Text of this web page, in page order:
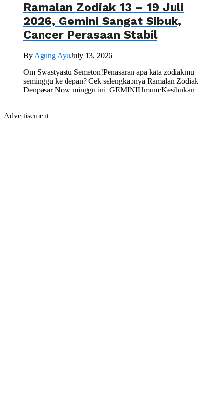
Ramalan Zodiak 13 – 19 Juli
2026, Gemini Sangat Sibuk,
Cancer Perasaan Stabil
By Agung AyuJuly 13, 2026
Om Swastyastu Semeton!Penasaran apa kata zodiakmu
seminggu ke depan? Cek selengkapnya Ramalan Zodiak
Denpasar Now minggu ini. GEMINIUmum:Kesibukan...
Advertisement